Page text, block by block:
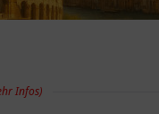
Infos)